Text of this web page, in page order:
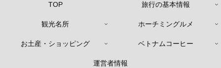
TOP 旅行の基本情報
観光名所 ホーチミングルメ
お土産・ショッピング ベトナムコーヒー
運営者情報